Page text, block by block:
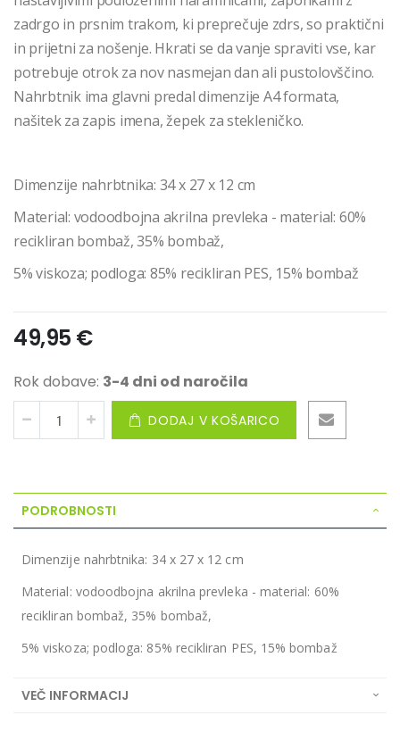
zadrgo in prsnim trakom, ki preprečuje zdrs, so praktični
in prijetni za nošenje. Hkrati se da vanje spraviti vse, kar
potrebuje otrok za nov nasmejan dan ali pustolovščino.
Nahrbtnik ima glavni predal dimenzije A4 formata,
našitek za zapis imena, žepek za stekleničko.
Dimenzije nahrbtnika: 34 x 27 x 12 cm
Material: vodoodbojna akrilna prevleka - material: 60%
recikliran bombaž, 35% bombaž,
5% viskoza; podloga: 85% recikliran PES, 15% bombaž
49,95 €
Rok dobave: 3-4 dni od naročila
DODAJ V KOŠARICO
PODROBNOSTI
Dimenzije nahrbtnika: 34 x 27 x 12 cm
Material: vodoodbojna akrilna prevleka - material: 60%
recikliran bombaž, 35% bombaž,
5% viskoza; podloga: 85% recikliran PES, 15% bombaž
VEČ INFORMACIJ